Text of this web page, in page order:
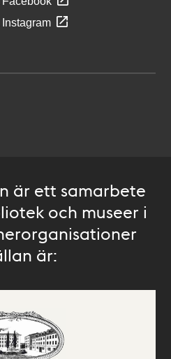
är ett samarbete
och museer i
är: